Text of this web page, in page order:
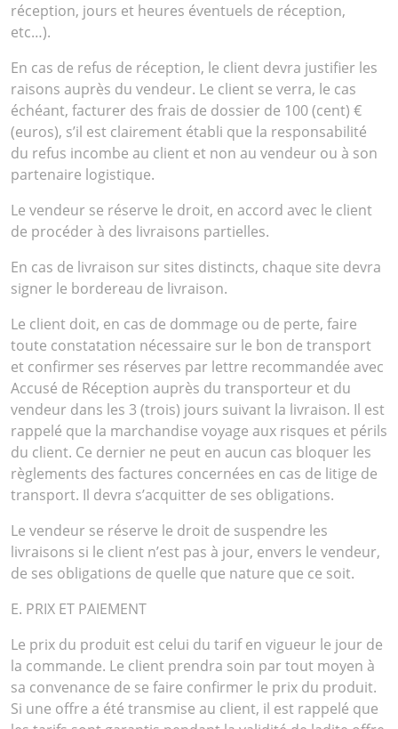
réception, jours et heures éventuels de réception,
etc…).
En cas de refus de réception, le client devra justifier les
raisons auprès du vendeur. Le client se verra, le cas
échéant, facturer des frais de dossier de 100 (cent) €
(euros), s’il est clairement établi que la responsabilité
du refus incombe au client et non au vendeur ou à son
partenaire logistique.
Le vendeur se réserve le droit, en accord avec le client
de procéder à des livraisons partielles.
En cas de livraison sur sites distincts, chaque site devra
signer le bordereau de livraison.
Le client doit, en cas de dommage ou de perte, faire
toute constatation nécessaire sur le bon de transport
et confirmer ses réserves par lettre recommandée avec
Accusé de Réception auprès du transporteur et du
vendeur dans les 3 (trois) jours suivant la livraison. Il est
rappelé que la marchandise voyage aux risques et périls
du client. Ce dernier ne peut en aucun cas bloquer les
règlements des factures concernées en cas de litige de
transport. Il devra s’acquitter de ses obligations.
Le vendeur se réserve le droit de suspendre les
livraisons si le client n’est pas à jour, envers le vendeur,
de ses obligations de quelle que nature que ce soit.
E. PRIX ET PAIEMENT
Le prix du produit est celui du tarif en vigueur le jour de
la commande. Le client prendra soin par tout moyen à
sa convenance de se faire confirmer le prix du produit.
Si une offre a été transmise au client, il est rappelé que